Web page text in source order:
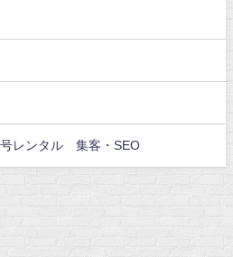
レンタル 集客・SEO